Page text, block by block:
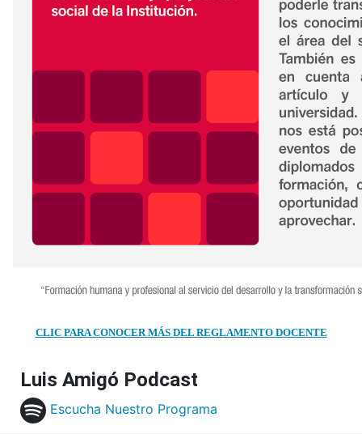
CLIC PARA CONOCER MÁS DEL REGLAMENTO DOCENTE
Luis Amigó Podcast
Escucha Nuestro Programa